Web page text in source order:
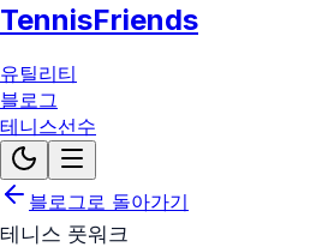
TennisFriends
유틸리티
블로그
테니스선수
블로그로 돌아가기
테니스 풋워크